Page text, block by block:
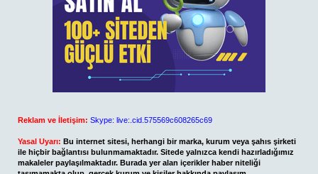
Reklam ve İletişim: Skype: live:.cid.575569c608265c69
Yasal Uyarı: Bu internet sitesi, herhangi bir marka, kurum veya şahıs şirketi
ile hiçbir bağlantısı bulunmamaktadır. Sitede yalnızca kendi hazırladığımız
makaleler paylaşılmaktadır. Burada yer alan içerikler haber niteliği